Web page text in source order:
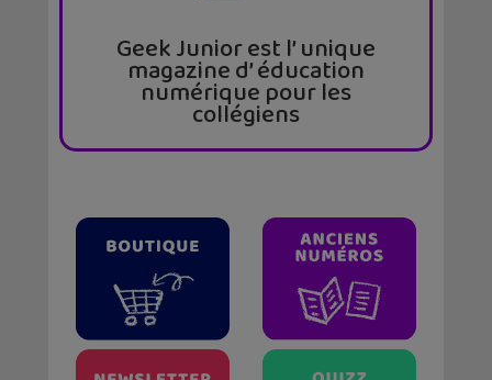
Geek Junior est l’ unique
magazine d’ éducation
numérique pour les
collégiens